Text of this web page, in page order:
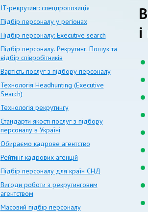
IT-рекрутинг: спецпропозиція
Підбір персоналу у регіонах
Підбір персоналу: Executive search
Підбір персоналу. Рекрутинг. Пошук та
відбір співробітників
Вартість послуг з підбору персоналу
Технологія Headhunting (Executive
Search)
Технологія рекрутингу
Стандарти якості послуг з підбору
персоналу в Україні
Обираємо кадрове агентство
Рейтинг кадрових агенцій
Підбір персоналу для країн СНД
Вигоди роботи з рекрутинговим
агентством
Масовий підбір персоналу